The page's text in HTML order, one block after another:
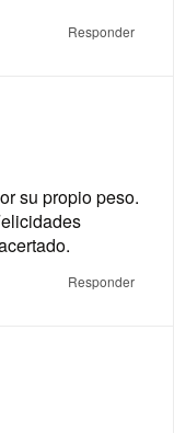
Responder
su propio peso.
Responder